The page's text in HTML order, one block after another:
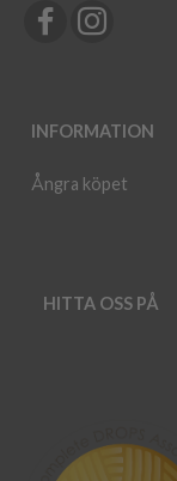
INFORMATION
Ångra köpet
HITTA OSS PÅ